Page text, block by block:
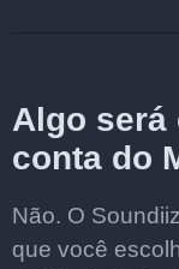
Algo será
conta do
Não. O
que você